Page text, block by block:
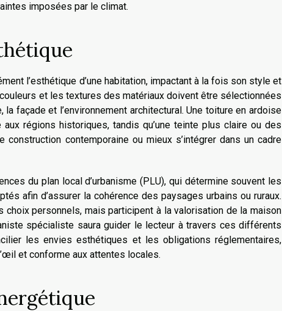
imposées par le climat.
l’esthétique d’une habitation, impactant à la fois son style et
et les textures des matériaux doivent être sélectionnées
façade et l’environnement architectural. Une toiture en ardoise
régions historiques, tandis qu’une teinte plus claire ou des
construction contemporaine ou mieux s’intégrer dans un cadre
du plan local d’urbanisme (PLU), qui détermine souvent les
afin d’assurer la cohérence des paysages urbains ou ruraux.
personnels, mais participent à la valorisation de la maison
spécialiste saura guider le lecteur à travers ces différents
les envies esthétiques et les obligations réglementaires,
et conforme aux attentes locales.